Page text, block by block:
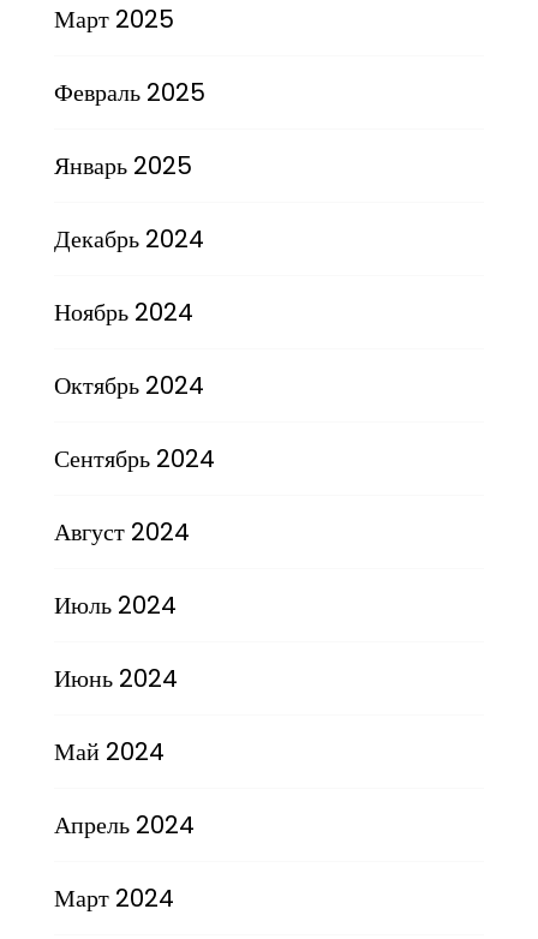
Март 2025
Февраль 2025
Январь 2025
Декабрь 2024
Ноябрь 2024
Октябрь 2024
Сентябрь 2024
Август 2024
Июль 2024
Июнь 2024
Май 2024
Апрель 2024
Март 2024